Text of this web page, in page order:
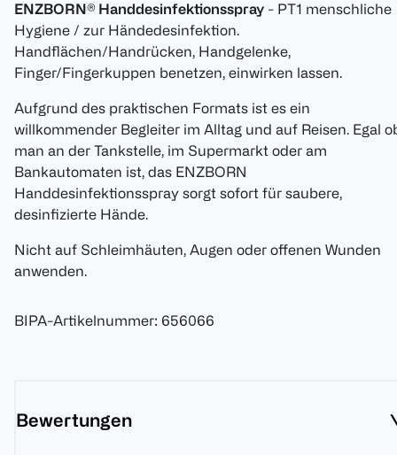
ENZBORN® Handdesinfektionsspray - PT1 menschliche
Hygiene / zur Händedesinfektion.
Handflächen/Handrücken, Handgelenke,
Finger/Fingerkuppen benetzen, einwirken lassen.
Aufgrund des praktischen Formats ist es ein
willkommender Begleiter im Alltag und auf Reisen. Egal
man an der Tankstelle, im Supermarkt oder am
Bankautomaten ist, das ENZBORN
Handdesinfektionsspray sorgt sofort für saubere,
desinfizierte Hände.
Nicht auf Schleimhäuten, Augen oder offenen Wunden
anwenden.
BIPA-Artikelnummer: 656066
Bewertungen